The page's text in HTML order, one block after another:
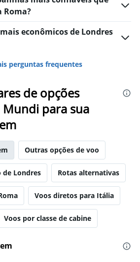
Roma?
econômicos de Londres
perguntas frequentes
de opções
para sua
Outras opções de voo
de Londres Rotas alternativas
Voos diretos para Itália
Voos por classe de cabine